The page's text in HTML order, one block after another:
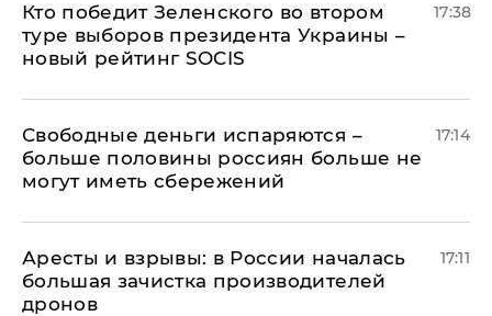
Кто победит Зеленского во втором
туре выборов президента Украины –
новый рейтинг SOCIS
17:38
Свободные деньги испаряются –
больше половины россиян больше не
могут иметь сбережений
17:14
Аресты и взрывы: в России началась
большая зачистка производителей
дронов
17:11